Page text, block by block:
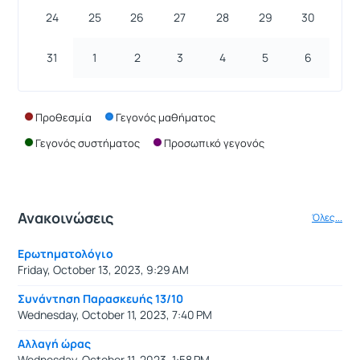
24 25 26 27 28 29 30
31 1 2 3 4 5 6
Προθεσμία
Γεγονός μαθήματος
Γεγονός συστήματος
Προσωπικό γεγονός
Ανακοινώσεις Όλες...
Ερωτηματολόγιο
Friday, October 13, 2023, 9:29 AM
Συνάντηση Παρασκευής 13/10
Wednesday, October 11, 2023, 7:40 PM
Αλλαγή ώρας